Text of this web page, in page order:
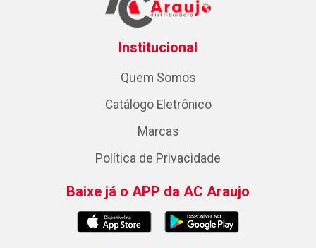
Institucional
Quem Somos
Catálogo Eletrônico
Marcas
Política de Privacidade
Baixe já o APP da AC Araujo